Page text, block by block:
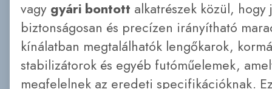
vagy gyári bontott alkatrészek közül, hogy
biztonságosan és precízen irányítható
kínálatban megtalálhatók lengőkarok,
stabilizátorok és egyéb futóműelemek,
megfelelnek az eredeti specifikációknak.